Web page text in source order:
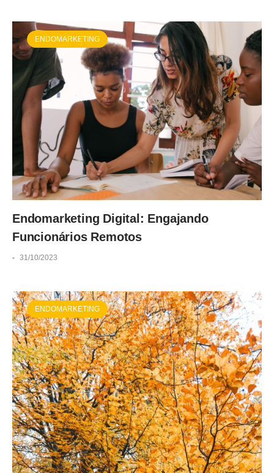
ENDOMARKETING
Endomarketing Digital: Engajando
Funcionários Remotos
- 31/10/2023
ENDOMARKETING